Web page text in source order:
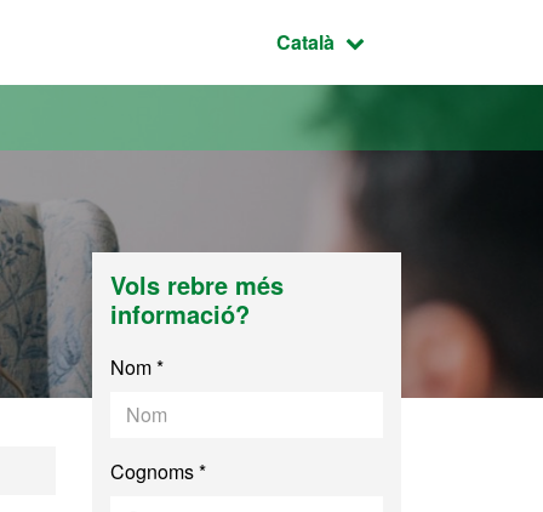
Idioma seleccionat:
Català
Vols rebre més
informació?
Nom *
Cognoms *